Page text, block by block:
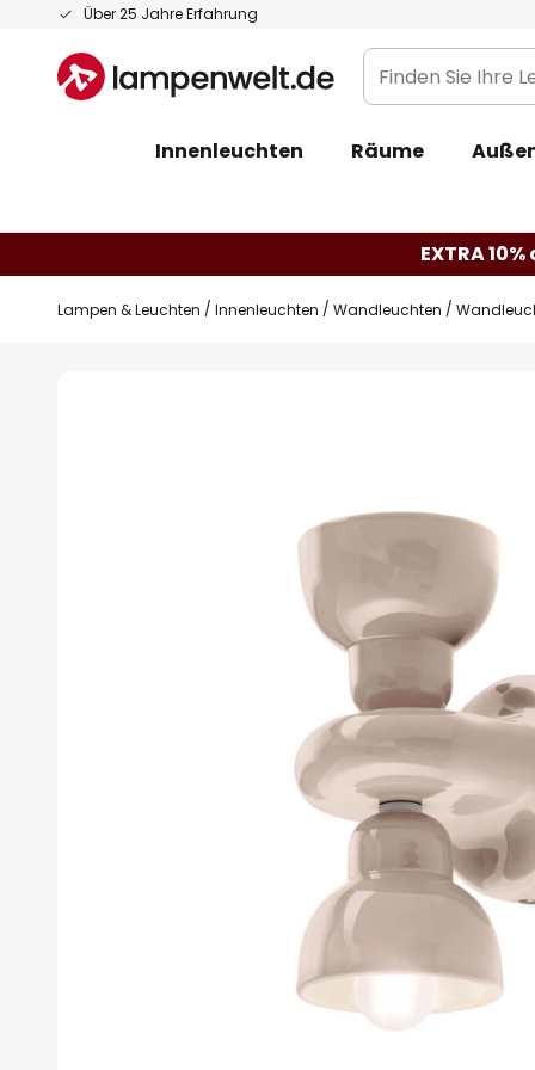
Über 25 Jahre Erfahrung
Zum
springen
Finden
Sie
Leuchte...
Innenleuchten Räume
EXTRA
Lampen & Leuchten Innenleuchten Wandleuchten